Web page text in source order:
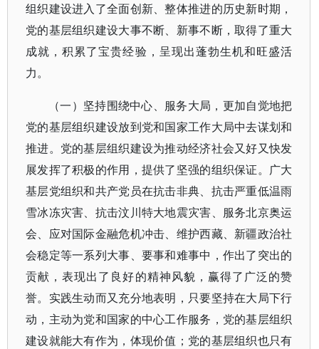
组织建设进入了全面创新、整体推进的历史新时期，
党的基层组织建设大事不断、新事不断，取得了重大
成就，积累了宝贵经验，呈现出蓬勃生机和旺盛活
力。
（一）坚持围绕中心、服务大局，更加自觉地把
党的基层组织建设放到党和国家工作大局中去谋划和
推进。党的基层组织建设为推动经济社会又好又快发
展发挥了积极的作用，提供了坚强的组织保证。广大
基层党组织和共产党员在抗击非典、抗击严重低温雨
雪冰冻灾害、抗击汶川特大地震灾害、服务北京奥运
会、应对国际金融危机冲击、维护西藏、新疆政治社
会稳定等一系列大事、要事和难事中，作出了突出的
贡献，表现出了良好的精神风貌，赢得了广泛的赞
誉。实践生动而又充分地表明，只要坚持在大局下行
动，主动为党和国家的中心工作服务，党的基层组织
建设就能大有作为，体现价值；党的基层组织也只有